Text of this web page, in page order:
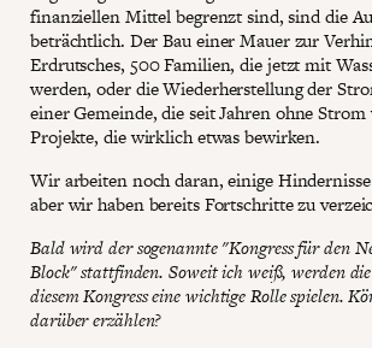
finanziellen Mittel begrenzt sind, sind die
beträchtlich. Der Bau einer Mauer zur
Erdrutsches, 500 Familien, die jetzt mit
werden, oder die Wiederherstellung der
einer Gemeinde, die seit Jahren ohne Strom
Projekte, die wirklich etwas bewirken.
Wir arbeiten noch daran, einige
aber wir haben bereits Fortschritte zu
Bald wird der sogenannte "Kongress für den
Block" stattfinden. Soweit ich weiß, werden
diesem Kongress eine wichtige Rolle spielen.
darüber erzählen?